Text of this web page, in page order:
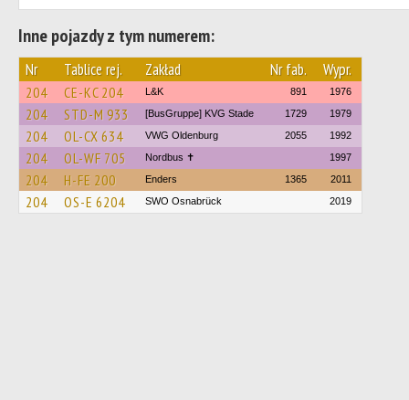
Inne pojazdy z tym numerem:
Nr Tablice rej. Zakład Nr fab. Wypr.
204 CE-KC 204 L&K 891 1976
204 STD-M 933 [BusGruppe] KVG Stade 1729 1979
204 OL-CX 634 VWG Oldenburg 2055 1992
204 OL-WF 705 Nordbus ✝ 1997
204 H-FE 200 Enders 1365 2011
204 OS-E 6204 SWO Osnabrück 2019